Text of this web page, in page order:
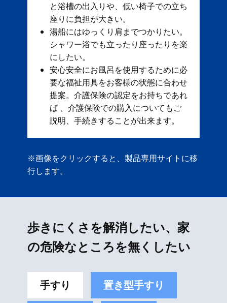
と浴槽の出入りや、低い椅子での立ち
座りに負担が大きい。
湯船にはゆっくり肩までつかりたい。
シャワー浴でも立ったり座ったりを楽
にしたい。
安心安全にお風呂を使用するために必
要な福祉用具をお客様の状態に合わせ
提案。 ​ 介護保険の認定をお持ちであれ
ば 、介護保険での購入についてもご
説明、手続きすることが出来ます。
※画像をクリックすると、製品専用サイトに移
行します。
歩きにくさを解消したい、家
の危険なところを無くしたい
手すり 置き型手すり